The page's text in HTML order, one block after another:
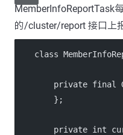
MemberInfoReportTask
的/cluster/report 接口上
class
private final
        };
private int